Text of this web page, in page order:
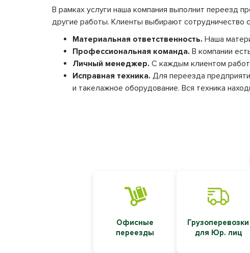
В рамках услуги наша компания выполнит переезд
другие работы. Клиенты выбирают сотрудничество
Материальная ответственность. Наша
Профессиональная команда. В компании
Личный менеджер. С каждым клиентом
Исправная техника. Для переезда
и такелажное оборудование. Вся техника
Офисные
переезды
Грузоперевозки
для Юр. лиц